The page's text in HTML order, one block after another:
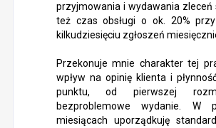
przyjmowania i wydawania zleceń
też czas obsługi o ok. 20% przy
kilkudziesięciu zgłoszeń
Przekonuje mnie charakter tej
wpływ na opinię klienta i
punktu, od pierwszej
bezproblemowe wydanie. W
miesiącach uporządkuję